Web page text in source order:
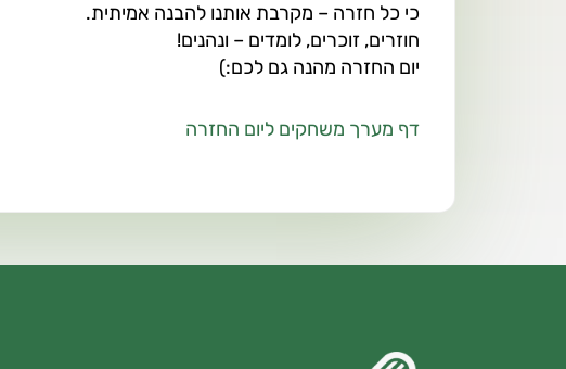
כי כל חזרה – מקרבת אותנו להבנה אמיתית.
חוזרים, זוכרים, לומדים – ונהנים!
יום החזרה מהנה גם לכם:)
דף מערך משחקים ליום החזרה